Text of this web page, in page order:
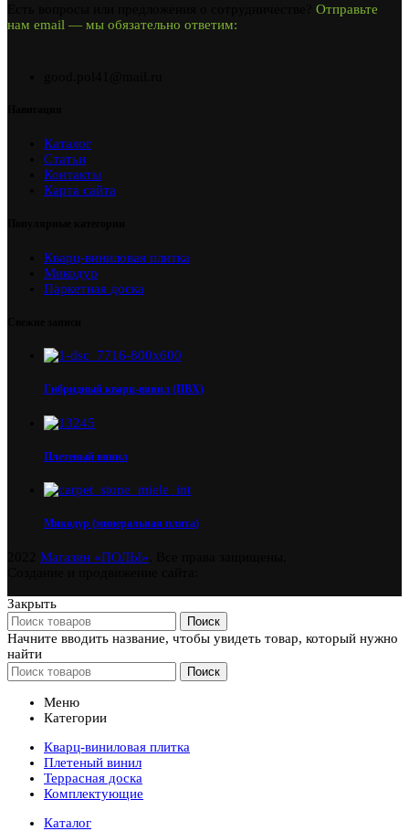
Отправьте
нам email — мы обязательно ответим:
Каталог
Статьи
Контакты
Карта сайта
Кварц-виниловая плитка
Микодур
Паркетная доска
Гибридный кварц-винил (ПВХ)
Плетеный винил
Микодур (минеральная плита)
Магазин «ПОЛЫ»
Закрыть
Поиск
Начните вводить название, чтобы увидеть товар, который нужно
найти
Поиск
Меню
Категории
Кварц-виниловая плитка
Плетеный винил
Террасная доска
Комплектующие
Каталог